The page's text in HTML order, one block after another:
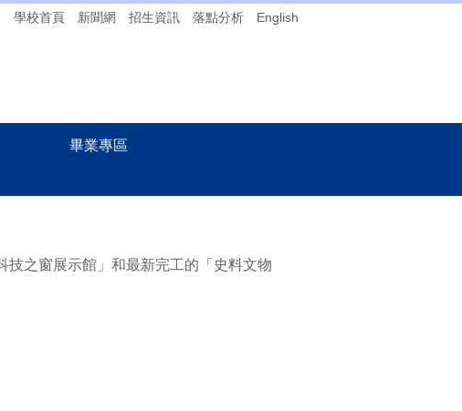
學校首頁 新聞網 招生資訊 落點分析 English
畢業專區
之窗展示館」和最新完工的「史料文物